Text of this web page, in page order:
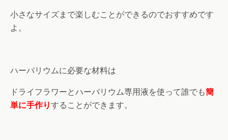
小さなサイズまで楽しむことができるのでおすすめです
よ。
ハーバリウムに必要な材料は
ドライフラワーとハーバリウム専用液を使って誰でも簡
単に手作りすることができます。